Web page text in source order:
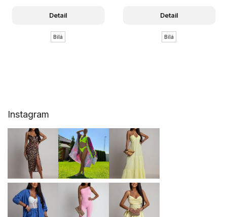
Detail
Bílá
Detail
Bílá
Instagram